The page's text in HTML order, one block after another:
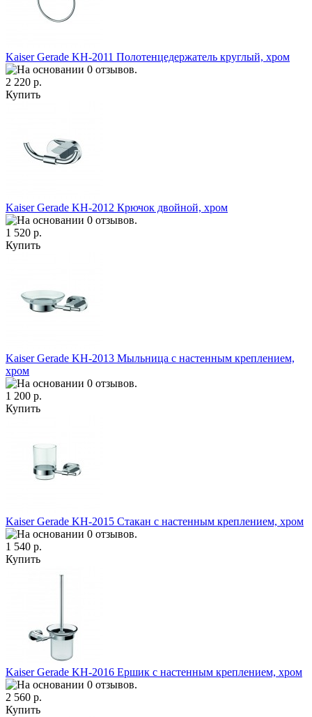
Kaiser Gerade KH-2011 Полотенцедержатель круглый, хром
2 220 р.
Купить
Kaiser Gerade KH-2012 Крючок двойной, хром
1 520 р.
Купить
Kaiser Gerade KH-2013 Мыльница с настенным креплением,
хром
1 200 р.
Купить
Kaiser Gerade KH-2015 Стакан с настенным креплением, хром
1 540 р.
Купить
Kaiser Gerade KH-2016 Ершик с настенным креплением, хром
2 560 р.
Купить